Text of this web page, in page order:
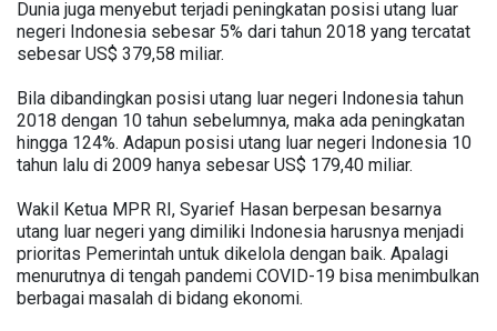
Dunia juga menyebut terjadi peningkatan posisi utang luar
negeri Indonesia sebesar 5% dari tahun 2018 yang tercatat
sebesar US$ 379,58 miliar.
Bila dibandingkan posisi utang luar negeri Indonesia tahun
2018 dengan 10 tahun sebelumnya, maka ada peningkatan
hingga 124%. Adapun posisi utang luar negeri Indonesia 10
tahun lalu di 2009 hanya sebesar US$ 179,40 miliar.
Wakil Ketua MPR RI, Syarief Hasan berpesan besarnya
utang luar negeri yang dimiliki Indonesia harusnya menjadi
prioritas Pemerintah untuk dikelola dengan baik. Apalagi
menurutnya di tengah pandemi COVID-19 bisa menimbulkan
berbagai masalah di bidang ekonomi.